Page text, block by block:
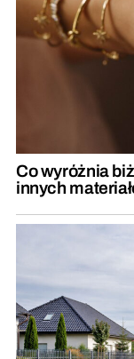
Co wyróżnia
innych